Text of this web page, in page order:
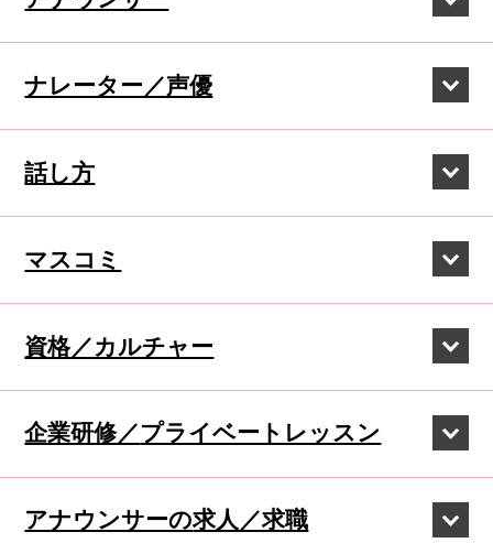
ナレーター／声優
話し方
マスコミ
資格／カルチャー
企業研修／プライベートレッスン
アナウンサーの求人／求職